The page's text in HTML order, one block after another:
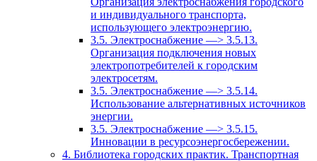
и индивидуального транспорта,
использующего электроэнергию.
3.5. Электроснабжение —> 3.5.13.
Организация подключения новых
электропотребителей к городским
электросетям.
3.5. Электроснабжение —> 3.5.14.
Использование альтернативных источников
энергии.
3.5. Электроснабжение —> 3.5.15.
Инновации в ресурсоэнергосбережении.
4. Библиотека городских практик. Транспортная